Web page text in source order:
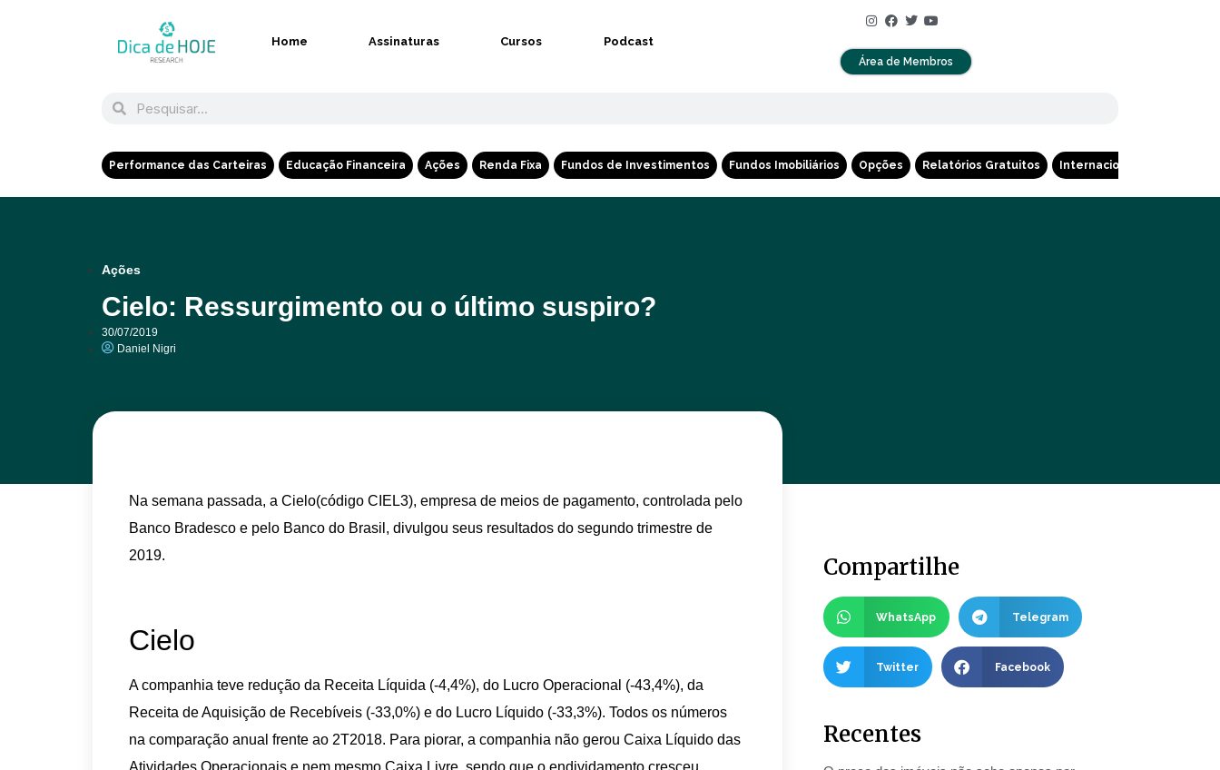
Home Assinaturas Cursos Podcast
Área de Membros
Performance das Carteiras Educação Financeira Ações Renda Fixa Fundos de Investimentos Fundos Imobiliários Opções Relatórios Gratuitos Internacional
Ações
Cielo: Ressurgimento ou o último suspiro?
30/07/2019
Daniel Nigri
Na semana passada, a Cielo(código CIEL3), empresa de meios de pagamento, controlada pelo
Banco Bradesco e pelo Banco do Brasil, divulgou seus resultados do segundo trimestre de
2019.
Cielo
A companhia teve redução da Receita Líquida (-4,4%), do Lucro Operacional (-43,4%), da
Receita de Aquisição de Recebíveis (-33,0%) e do Lucro Líquido (-33,3%). Todos os números
na comparação anual frente ao 2T2018. Para piorar, a companhia não gerou Caixa Líquido das
Compartilhe
WhatsApp Telegram
Twitter Facebook
Recentes